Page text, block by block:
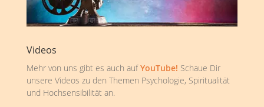
Videos
Mehr von uns gibt es auch aufYouTube! Schaue Dir
unsere Videos zu den Themen Psychologie, Spiritualität
und Hochsensibilität an.